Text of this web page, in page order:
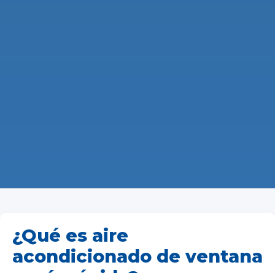
¿Qué es aire
acondicionado de ventana